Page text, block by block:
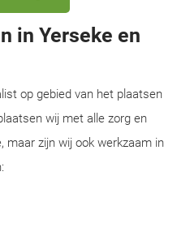
in Yerseke en
op gebied van het plaatsen
wij met alle zorg en
maar zijn wij ook werkzaam in